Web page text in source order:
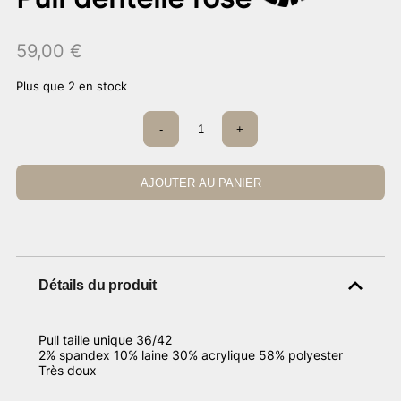
59,00 €
Plus que 2 en stock
quantité
Pull
dentelle
rose
- +
AJOUTER AU PANIER
Détails du produit
Pull taille unique 36/42
2% spandex 10% laine 30% acrylique 58% polyester
Très doux